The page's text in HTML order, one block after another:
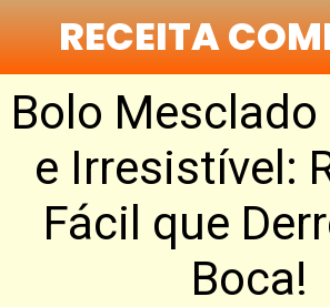
RECEITA
Bolo
e Irresistível:
Fácil que
Boca!